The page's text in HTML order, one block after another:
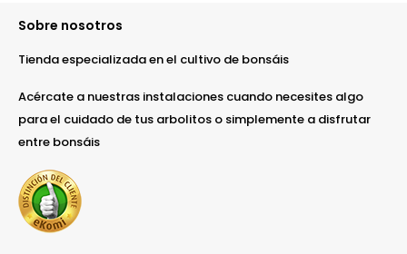
Sobre nosotros
Tienda especializada en el cultivo de bonsáis
Acércate a nuestras instalaciones cuando necesites algo
para el cuidado de tus arbolitos o simplemente a disfrutar
entre bonsáis